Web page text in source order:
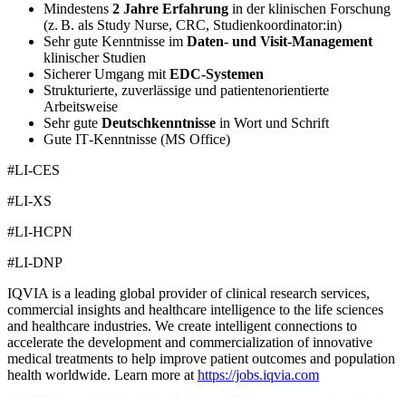
Mindestens 2 Jahre Erfahrung in der klinischen Forschung
(z. B. als Study Nurse, CRC, Studienkoordinator:in)
Sehr gute Kenntnisse im Daten‑ und Visit‑Management
klinischer Studien
Sicherer Umgang mit EDC‑Systemen
Strukturierte, zuverlässige und patientenorientierte
Arbeitsweise
Sehr gute Deutschkenntnisse in Wort und Schrift
Gute IT‑Kenntnisse (MS Office)
#LI-CES
#LI-XS
#LI-HCPN
#LI-DNP
IQVIA is a leading global provider of clinical research services,
commercial insights and healthcare intelligence to the life sciences
and healthcare industries. We create intelligent connections to
accelerate the development and commercialization of innovative
medical treatments to help improve patient outcomes and population
health worldwide. Learn more at https://jobs.iqvia.com